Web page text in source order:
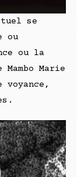
se
ou
ou la
Marie
voyance,